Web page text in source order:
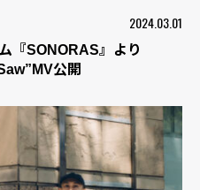
2024.03.01
『SONORAS』より
公開